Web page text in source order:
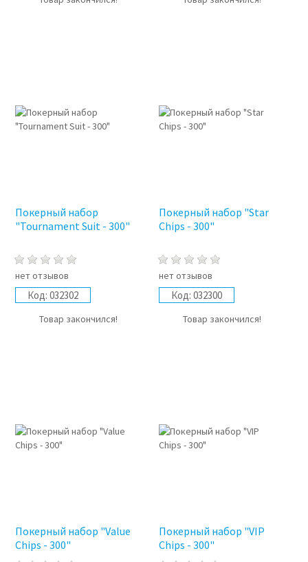
Покерный набор
"Tournament Suit - 300"
нет отзывов
Код: 032302
Товар закончился!
Покерный набор "Star
Chips - 300"
нет отзывов
Код: 032300
Товар закончился!
Покерный набор "Value
Chips - 300"
Покерный набор "VIP
Chips - 300"